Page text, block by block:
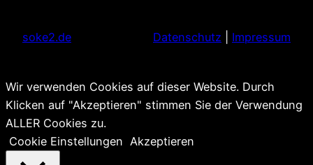
soke2.de Datenschutz Impressum
Wir verwenden Cookies auf dieser Website. Durch
Klicken auf "Akzeptieren" stimmen Sie der Verwendung
ALLER Cookies zu.
Cookie Einstellungen Akzeptieren